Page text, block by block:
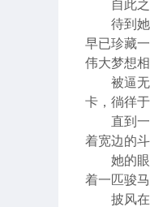
自此
待到
早已珍藏
伟大梦想相
被逼
卡，徜徉
直到
着宽边的
她的
着一匹骏
披风